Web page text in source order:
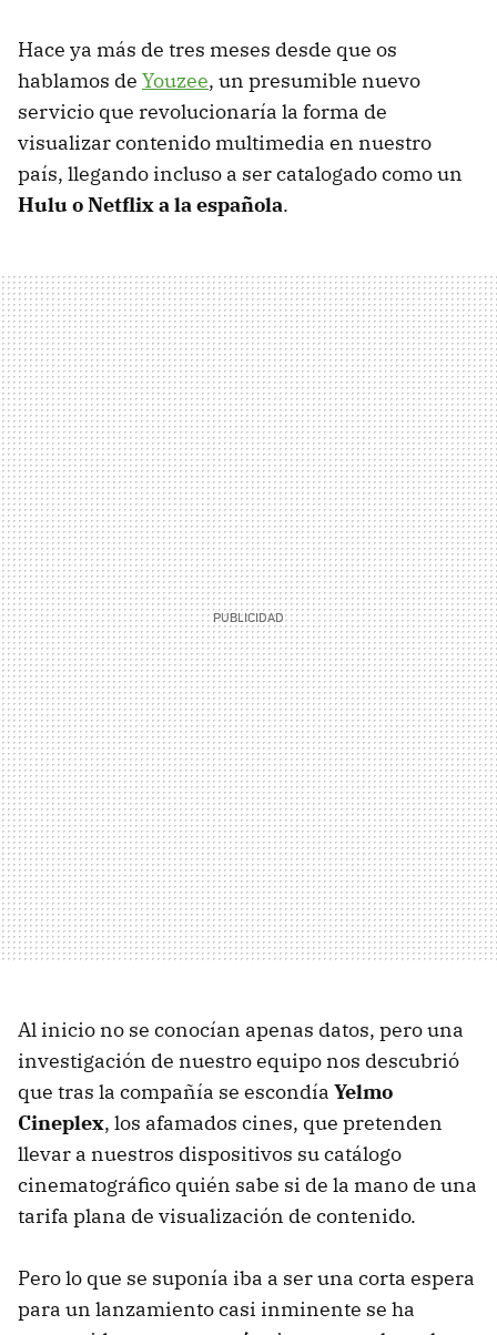
Hace ya más de tres meses desde que os
hablamos de Youzee, un presumible nuevo
servicio que revolucionaría la forma de
visualizar contenido multimedia en nuestro
país, llegando incluso a ser catalogado como un
Hulu o Netflix a la española.
Al inicio no se conocían apenas datos, pero una
investigación de nuestro equipo nos descubrió
que tras la compañía se escondía Yelmo
Cineplex, los afamados cines, que pretenden
llevar a nuestros dispositivos su catálogo
cinematográfico quién sabe si de la mano de una
tarifa plana de visualización de contenido.
Pero lo que se suponía iba a ser una corta espera
para un lanzamiento casi inminente se ha